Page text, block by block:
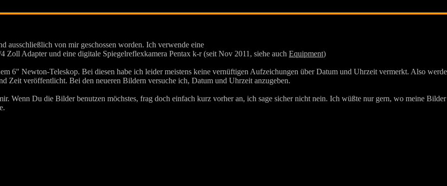
ausschließlich von mir geschossen worden. Ich verwende eine
Zoll Adapter und eine digitale Spiegelreflexkamera Pentax k-r (seit Nov 2011, siehe auch Equipment)
6" Newton-Teleskop. Bei diesen habe ich leider meistens keine vernüftigen Aufzeichungen über Datum und Uhrzeit vermerkt. Also
Zeit veröffentlicht. Bei den neueren Bildern versuche ich, Datum und Uhrzeit anzugeben.
Wenn Du die Bilder benutzen möchstes, frag doch einfach kurz vorher an, ich sage sicher nicht nein. Ich wüßte nur gern, wo meine